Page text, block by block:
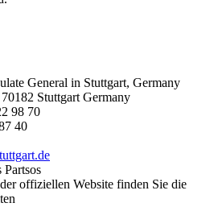
General in Stuttgart, Germany
Stuttgart Germany
98 70
40
offiziellen Website finden Sie die